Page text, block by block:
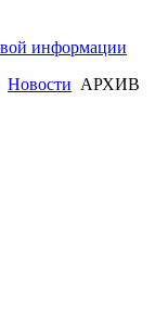
Новости АРХИВ